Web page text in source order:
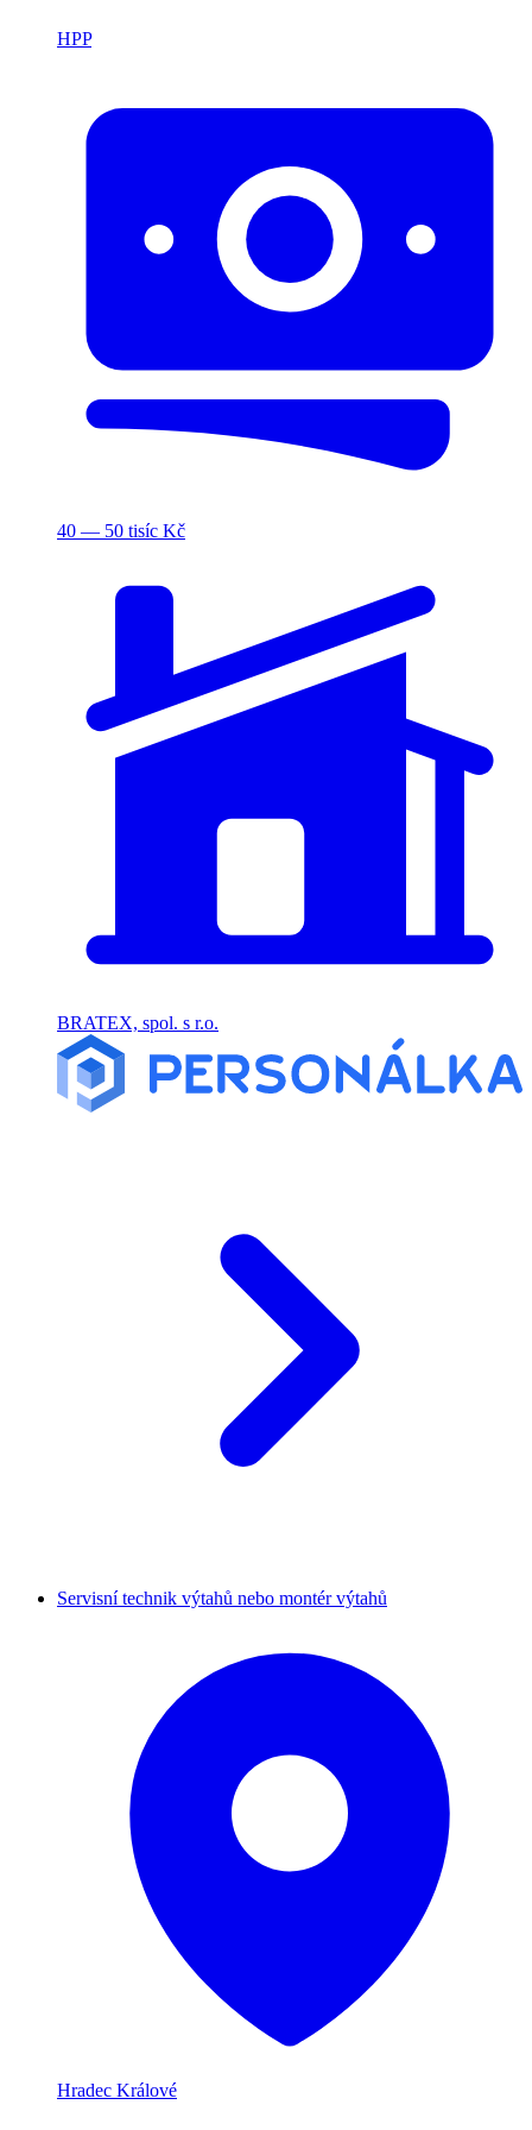
HPP
40 — 50 tisíc Kč
BRATEX, spol. s r.o.
Servisní technik výtahů nebo montér výtahů
Hradec Králové